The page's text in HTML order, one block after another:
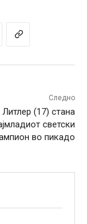
Следно
(17) стана
светски
во пикадо